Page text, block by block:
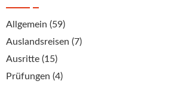
Allgemein (59)
Auslandsreisen (7)
Ausritte (15)
Prüfungen (4)